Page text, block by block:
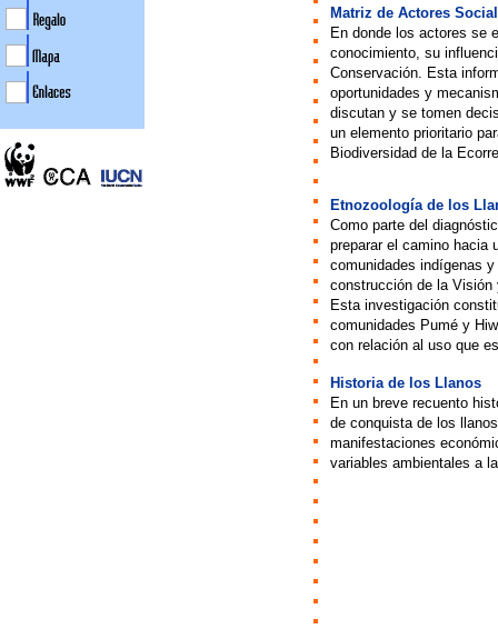
Matriz de Actores
En donde los actores se
conocimiento, su
Conservación. Esta
oportunidades y
discutan y se tomen
un elemento prioritario
Biodiversidad de la
Etnozoología de los
Como parte del
preparar el camino hacia
comunidades indígenas
construcción de la Visión
Esta investigación
comunidades Pumé y
con relación al uso que
Historia de los Llanos
En un breve recuento
de conquista de los
manifestaciones
variables ambientales a